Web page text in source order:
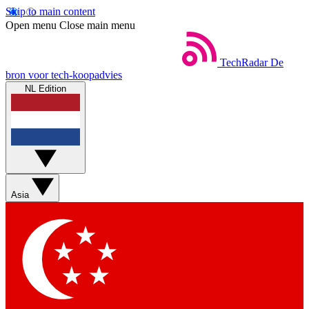
Skip to main content
Open menu Close main menu
TechRadar De
bron voor tech-koopadvies
NL Edition
Asia